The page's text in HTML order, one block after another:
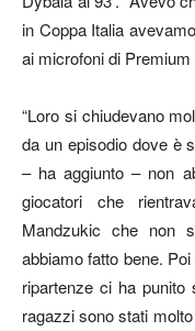
in Coppa Italia
ai microfoni di Premium
“Loro si chiudevano
da un episodio dove è
– ha aggiunto – non
giocatori che
Mandzukic che non
abbiamo fatto bene.
ripartenze ci ha punito
ragazzi sono stati